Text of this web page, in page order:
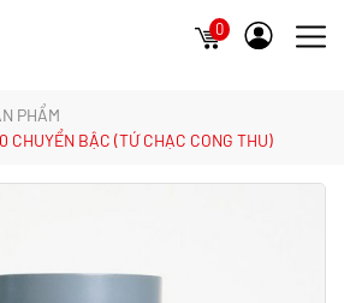
0
PHẨM
CHUYỂN BẬC (TỨ CHẠC CONG THU)